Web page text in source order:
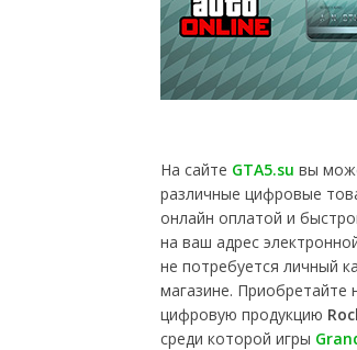
На сайте GTA5.su вы
различные цифровые
онлайн оплатой и
на ваш адрес
не потребуется личный
магазине. Приобретайте
цифровую продукцию
среди которой игры